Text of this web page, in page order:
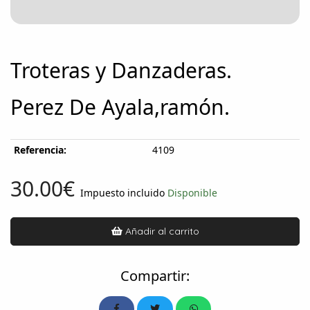
Troteras y Danzaderas.
Perez De Ayala,ramón.
Referencia: 4109
30.00€ Impuesto incluido Disponible
Añadir al carrito
Compartir: